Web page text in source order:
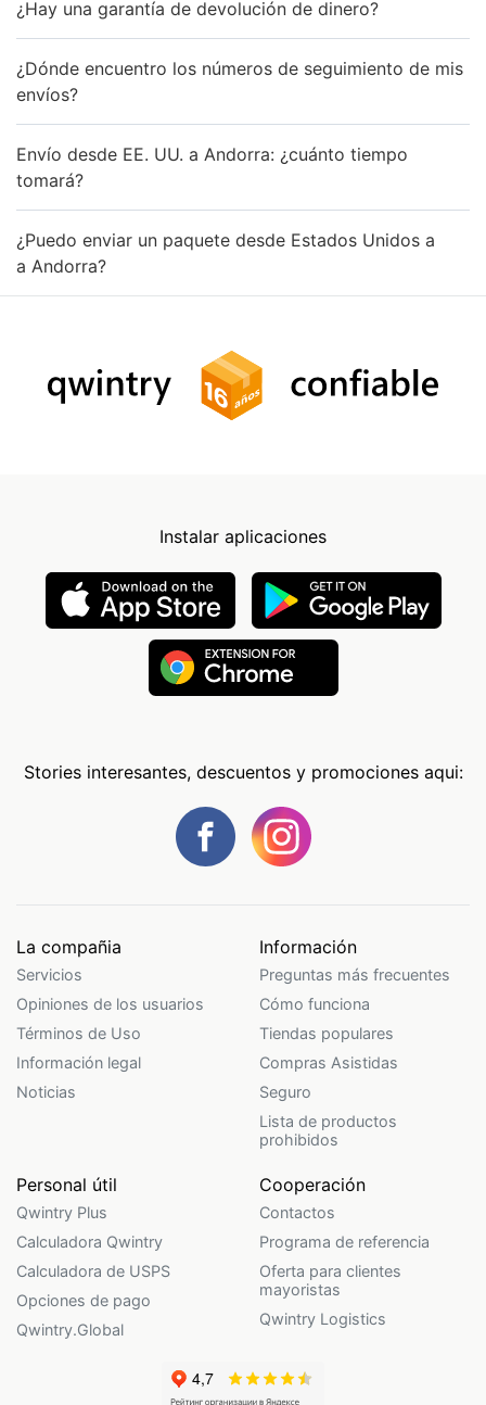
¿Hay una garantía de devolución de dinero?
¿Dónde encuentro los números de seguimiento de mis
envíos?
Envío desde EE. UU. a Andorra: ¿cuánto tiempo
tomará?
¿Puedo enviar un paquete desde Estados Unidos a
a Andorra?
Instalar aplicaciones
Stories interesantes, descuentos y promociones aqui:
La compañia
Servicios
Opiniones de los usuarios
Términos de Uso
Información legal
Noticias
Información
Preguntas más frecuentes
Cómo funciona
Tiendas populares
Compras Asistidas
Seguro
Lista de productos
prohibidos
Personal útil
Qwintry Plus
Calculadora Qwintry
Calculadora de USPS
Opciones de pago
Qwintry.Global
Cooperación
Contactos
Programa de referencia
Oferta para clientes
mayoristas
Qwintry Logistics